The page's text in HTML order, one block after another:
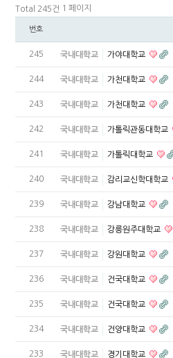
Total 245건 1 페이지
번호
245 국내대학교 가야대학교
244 국내대학교 가천대학교
243 국내대학교 가천대학교
242 국내대학교 가톨릭관동대학교
241 국내대학교 가톨릭대학교
240 국내대학교 감리교신학대학교
239 국내대학교 강남대학교
238 국내대학교 강릉원주대학교
237 국내대학교 강원대학교
236 국내대학교 건국대학교
235 국내대학교 건국대학교
234 국내대학교 건양대학교
233 국내대학교 경기대학교